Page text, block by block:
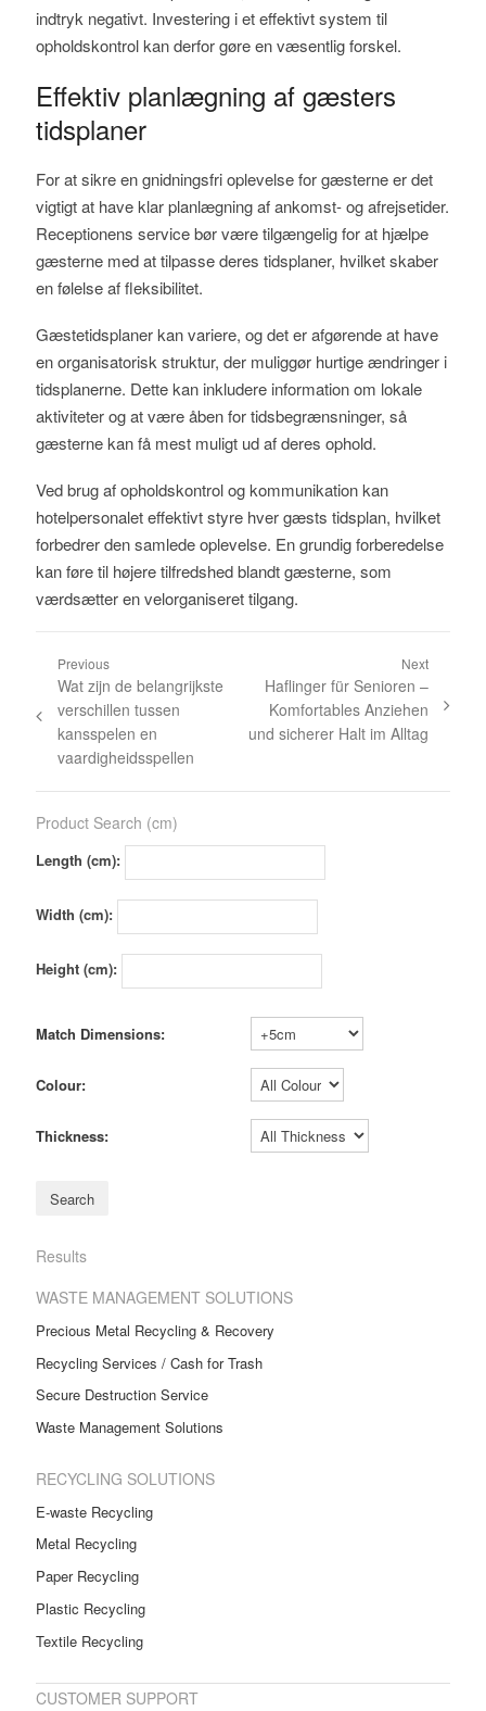
indtryk negativt. Investering i et effektivt system til
opholdskontrol kan derfor gøre en væsentlig forskel.
Effektiv planlægning af gæsters
tidsplaner
For at sikre en gnidningsfri oplevelse for gæsterne er det
vigtigt at have klar planlægning af ankomst- og afrejsetider.
Receptionens service bør være tilgængelig for at hjælpe
gæsterne med at tilpasse deres tidsplaner, hvilket skaber
en følelse af fleksibilitet.
Gæstetidsplaner kan variere, og det er afgørende at have
en organisatorisk struktur, der muliggør hurtige ændringer i
tidsplanerne. Dette kan inkludere information om lokale
aktiviteter og at være åben for tidsbegrænsninger, så
gæsterne kan få mest muligt ud af deres ophold.
Ved brug af opholdskontrol og kommunikation kan
hotelpersonalet effektivt styre hver gæsts tidsplan, hvilket
forbedrer den samlede oplevelse. En grundig forberedelse
kan føre til højere tilfredshed blandt gæsterne, som
værdsætter en velorganiseret tilgang.
Previous
Wat zijn de belangrijkste
verschillen tussen
kansspelen en
vaardigheidsspellen
Next
Haflinger für Senioren –
Komfortables Anziehen
und sicherer Halt im Alltag
Product Search (cm)
Length (cm):
Width (cm):
Height (cm):
Match Dimensions:
Colour:
Thickness:
Results
WASTE MANAGEMENT SOLUTIONS
Precious Metal Recycling & Recovery
Recycling Services / Cash for Trash
Secure Destruction Service
Waste Management Solutions
RECYCLING SOLUTIONS
E-waste Recycling
Metal Recycling
Paper Recycling
Plastic Recycling
Textile Recycling
CUSTOMER SUPPORT